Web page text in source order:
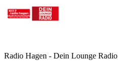
Radio Hagen - Dein Lounge Radio